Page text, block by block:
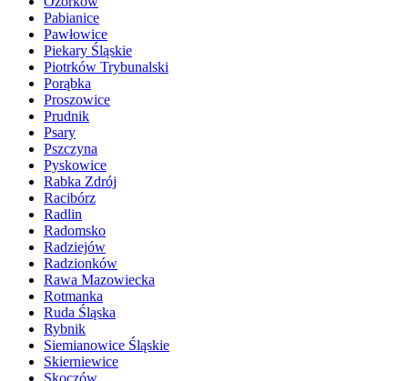
Pabianice
Pawłowice
Piekary Śląskie
Piotrków Trybunalski
Porąbka
Proszowice
Prudnik
Psary
Pszczyna
Pyskowice
Rabka Zdrój
Racibórz
Radlin
Radomsko
Radziejów
Radzionków
Rawa Mazowiecka
Rotmanka
Ruda Śląska
Rybnik
Siemianowice Śląskie
Skierniewice
Skoczów